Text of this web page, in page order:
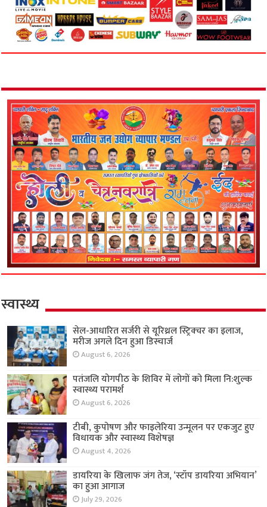
स्वास्थ्य
सेल-आधारित सर्जरी से यूरिथ्रल स्ट्रिक्चर का इलाज,
मरीज अगले दिन हुआ डिस्चार्ज
August 6, 2026
पतंजलि योगपीठ के शिविर में लोगों को मिला नि:शुल्क
स्वास्थ्य परामर्श
August 6, 2026
टीबी, कुपोषण और फाइलेरिया उन्मूलन पर एकजुट हुए
विधायक और स्वास्थ्य विशेषज्ञ
August 4, 2026
डायरिया के खिलाफ जंग तेज, ‘स्टॉप डायरिया अभियान’
का हुआ आगाज
July 29, 2026